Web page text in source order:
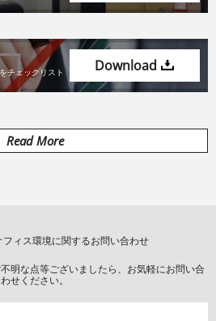
チェックリスト
Download
Read More
フィス環境に関するお問い合わせ
明な点等ございましたら、お気軽にお問い合
わせください。